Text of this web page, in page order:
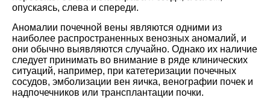
опускаясь, слева и спереди.
Аномалии почечной вены являются одними из
наиболее распространенных венозных аномалий, и
они обычно выявляются случайно. Однако их наличие
следует принимать во внимание в ряде клинических
ситуаций, например, при катетеризации почечных
сосудов, эмболизации вен яичка, венографии почек и
надпочечников или трансплантации почки.